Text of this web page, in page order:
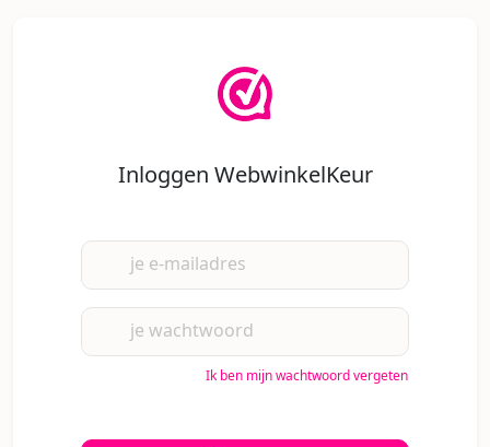
Inloggen WebwinkelKeur
je e-mailadres
je wachtwoord
Ik ben mijn wachtwoord vergeten